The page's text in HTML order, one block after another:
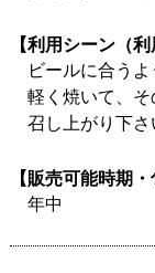
【利用シーン（
ビールに合う
軽く焼いて、
召し上がり下さ
【販売可能時期・
年中